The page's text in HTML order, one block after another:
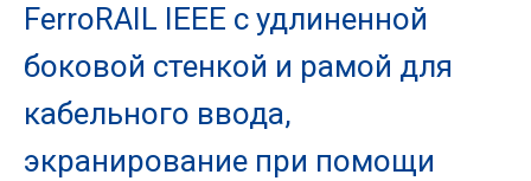
Рынки
Новости
Контакты
FerroRAIL IEEE с удлиненной
боковой стенкой и рамой для
кабельного ввода,
экранирование при помощи